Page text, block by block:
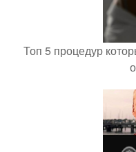
Топ 5 процедур